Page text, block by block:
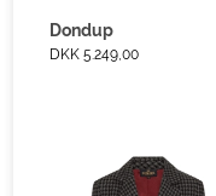
Dondup
DKK 5.249,00